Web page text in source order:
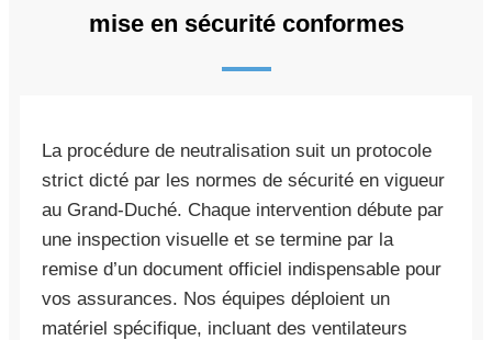
mise en sécurité conformes
La procédure de neutralisation suit un protocole
strict dicté par les normes de sécurité en vigueur
au Grand-Duché. Chaque intervention débute par
une inspection visuelle et se termine par la
remise d’un document officiel indispensable pour
vos assurances. Nos équipes déploient un
matériel spécifique, incluant des ventilateurs